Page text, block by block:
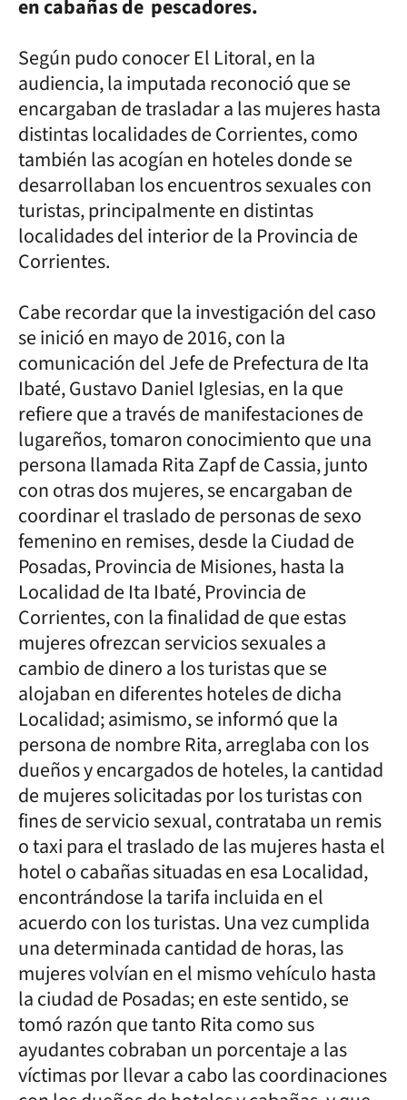
en cabañas de pescadores.
Según pudo conocer El Litoral, en la
audiencia, la imputada reconoció que se
encargaban de trasladar a las mujeres hasta
distintas localidades de Corrientes, como
también las acogían en hoteles donde se
desarrollaban los encuentros sexuales con
turistas, principalmente en distintas
localidades del interior de la Provincia de
Corrientes.
Cabe recordar que la investigación del caso
se inició en mayo de 2016, con la
comunicación del Jefe de Prefectura de Ita
Ibaté, Gustavo Daniel Iglesias, en la que
refiere que a través de manifestaciones de
lugareños, tomaron conocimiento que una
persona llamada Rita Zapf de Cassia, junto
con otras dos mujeres, se encargaban de
coordinar el traslado de personas de sexo
femenino en remises, desde la Ciudad de
Posadas, Provincia de Misiones, hasta la
Localidad de Ita Ibaté, Provincia de
Corrientes, con la finalidad de que estas
mujeres ofrezcan servicios sexuales a
cambio de dinero a los turistas que se
alojaban en diferentes hoteles de dicha
Localidad; asimismo, se informó que la
persona de nombre Rita, arreglaba con los
dueños y encargados de hoteles, la cantidad
de mujeres solicitadas por los turistas con
fines de servicio sexual, contrataba un remis
o taxi para el traslado de las mujeres hasta el
hotel o cabañas situadas en esa Localidad,
encontrándose la tarifa incluida en el
acuerdo con los turistas. Una vez cumplida
una determinada cantidad de horas, las
mujeres volvían en el mismo vehículo hasta
la ciudad de Posadas; en este sentido, se
tomó razón que tanto Rita como sus
ayudantes cobraban un porcentaje a las
víctimas por llevar a cabo las coordinaciones